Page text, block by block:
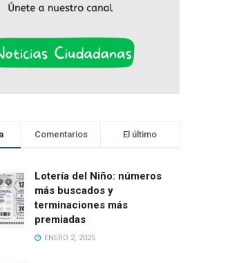
Comentarios El último
Lotería del Niño: números
más buscados y
terminaciones más
premiadas
ENERO 2, 2025